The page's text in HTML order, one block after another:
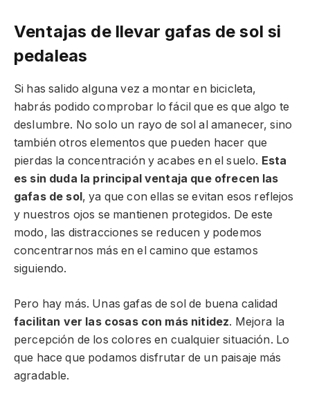
Ventajas de llevar gafas de sol si
pedaleas
Si has salido alguna vez a montar en bicicleta,
habrás podido comprobar lo fácil que es que algo te
deslumbre. No solo un rayo de sol al amanecer, sino
también otros elementos que pueden hacer que
pierdas la concentración y acabes en el suelo. Esta
es sin duda la principal ventaja que ofrecen las
gafas de sol, ya que con ellas se evitan esos reflejos
y nuestros ojos se mantienen protegidos. De este
modo, las distracciones se reducen y podemos
concentrarnos más en el camino que estamos
siguiendo.
Pero hay más. Unas gafas de sol de buena calidad
facilitan ver las cosas con más nitidez. Mejora la
percepción de los colores en cualquier situación. Lo
que hace que podamos disfrutar de un paisaje más
agradable.